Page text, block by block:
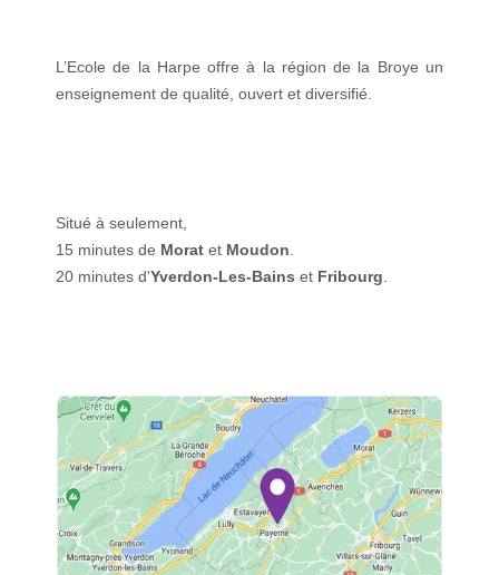
L’Ecole de la Harpe offre à la région de la Broye un
enseignement de qualité, ouvert et diversifié.
Situé à seulement,
15 minutes de Morat et Moudon
20 minutes d'Yverdon-Les-Bains et Fribourg